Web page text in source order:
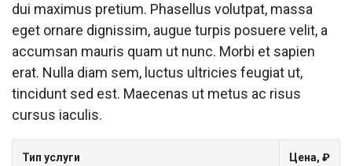
dui maximus pretium. Phasellus volutpat, massa
eget ornare dignissim, augue turpis posuere velit, a
accumsan mauris quam ut nunc. Morbi et sapien
erat. Nulla diam sem, luctus ultricies feugiat ut,
tincidunt sed est. Maecenas ut metus ac risus
cursus iaculis.
Тип услуги Цена, ₽